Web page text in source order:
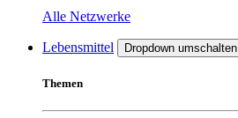
Alle Netzwerke
Lebensmittel Dropdown umschalten
Themen